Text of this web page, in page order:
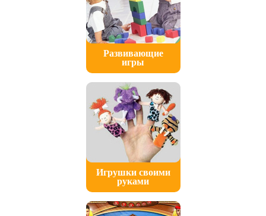
Развивающие
игры
Игрушки своими
руками